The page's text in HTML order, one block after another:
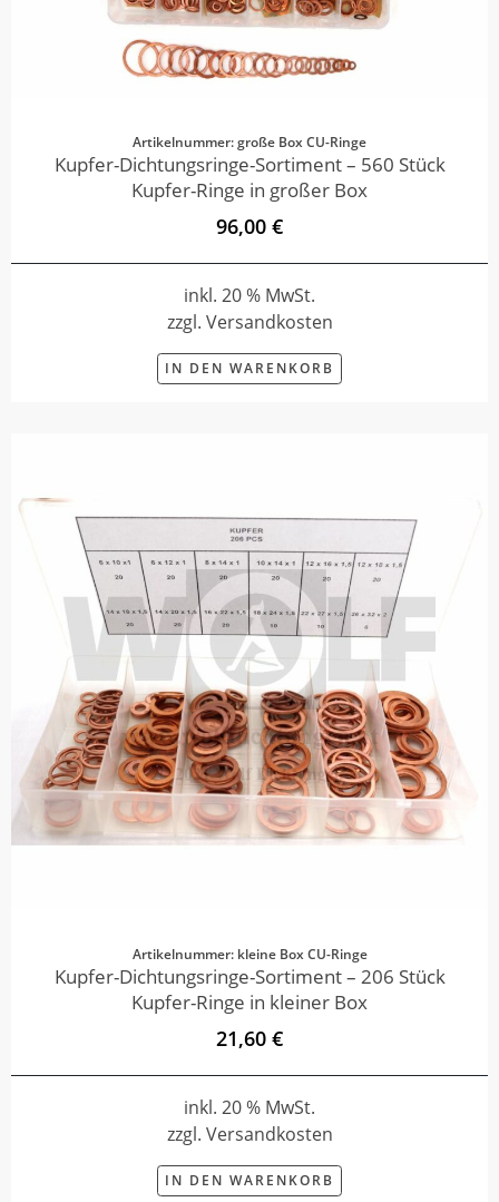
Artikelnummer: große Box CU-Ringe
Kupfer-Dichtungsringe-Sortiment – 560 Stück
Kupfer-Ringe in großer Box
96,00 €
inkl. 20 % MwSt.
zzgl. Versandkosten
IN DEN WARENKORB
Artikelnummer: kleine Box CU-Ringe
Kupfer-Dichtungsringe-Sortiment – 206 Stück
Kupfer-Ringe in kleiner Box
21,60 €
inkl. 20 % MwSt.
zzgl. Versandkosten
IN DEN WARENKORB